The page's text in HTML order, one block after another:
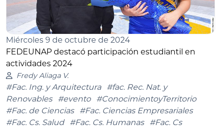
Miércoles 9 de octubre de 2024
FEDEUNAP destacó participación estudiantil en
actividades 2024
Fredy Aliaga V.
#Fac. Ing. y Arquitectura
#fac. Rec. Nat. y
Renovables
#evento
#ConocimientoyTerritorio
#Fac. de Ciencias
#Fac. Ciencias Empresariales
#Fac. Cs. Salud
#Fac. Cs. Humanas
#Fac. Cs